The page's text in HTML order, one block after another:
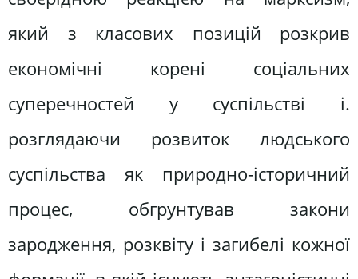
який з класових позицій розкрив
економічні корені соціальних
суперечностей у суспільстві і.
розглядаючи розвиток людського
суспільства як природно-історичний
процес, обгрунтував закони
зародження, розквіту і загибелі кожної